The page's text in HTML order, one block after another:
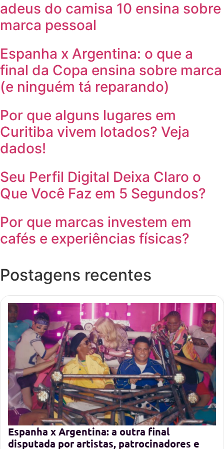
adeus do camisa 10 ensina sobre
marca pessoal
Espanha x Argentina: o que a
final da Copa ensina sobre marca
(e ninguém tá reparando)
Por que alguns lugares em
Curitiba vivem lotados? Veja
dados!
Seu Perfil Digital Deixa Claro o
Que Você Faz em 5 Segundos?
Por que marcas investem em
cafés e experiências físicas?
Postagens recentes
Espanha x Argentina: a outra final
disputada por artistas, patrocinadores e